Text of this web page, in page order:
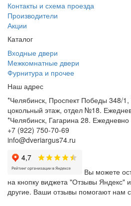
Контакты и схема проезда
Производители
Акции
Каталог
Входные двери
Межкомнатные двери
Фурнитура и прочее
Наш адрес
*Челябинск, Проспект Победы 348/
цокольный этаж, отдел №18.
*Челябинск, Гагарина 28. Ежедневно
+7 (922) 750-70-69
info@dveriargus74.ru
Вы можете
на кнопку виджета "Отзывы Яндекс"
другие. Ваши отзывы помогают нам